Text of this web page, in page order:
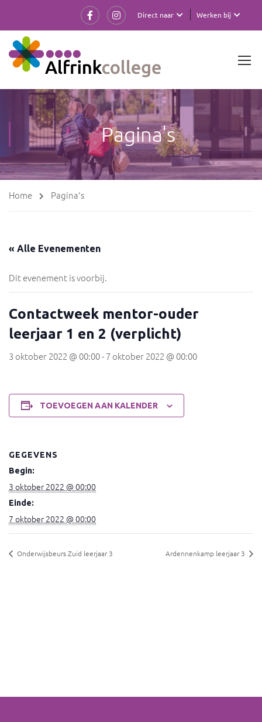
Werken bij
Direct naar
Pagina's
Home Pagina's
« Alle Evenementen
Dit evenement is voorbij.
Contactweek mentor-ouder
leerjaar 1 en 2 (verplicht)
3 oktober 2022 @ 00:00-7 oktober 2022 @ 00:00
TOEVOEGEN AAN KALENDER
GEGEVENS
Begin:
3 oktober 2022 @ 00:00
Einde:
7 oktober 2022 @ 00:00
Onderwijsbeurs Zuid leerjaar 3 Ardennenkamp leerjaar 3